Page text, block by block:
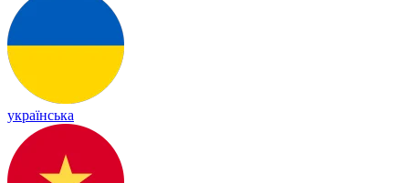
українська